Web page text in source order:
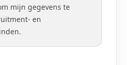
mijn gegevens te
en